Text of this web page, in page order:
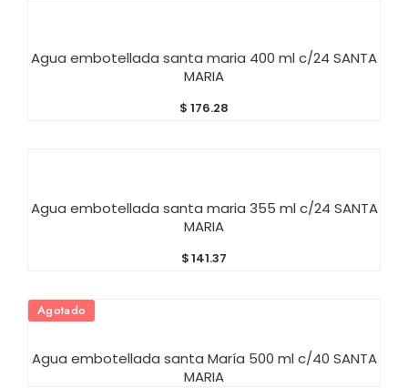
Agua embotellada santa maria 400 ml c/24 SANTA
MARIA
$ 176.28
Agua embotellada santa maria 355 ml c/24 SANTA
MARIA
$141.37
Agotado
Agua embotellada santa María 500 ml c/40 SANTA
MARIA